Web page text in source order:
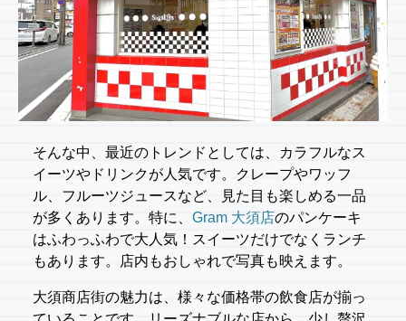
そんな中、最近のトレンドとしては、カラフルなス
イーツやドリンクが人気です。クレープやワッフ
ル、フルーツジュースなど、見た目も楽しめる一品
が多くあります。特に、 Gram 大須店のパンケーキ
はふわっふわで大人気！スイーツだけでなくランチ
もあります。店内もおしゃれで写真も映えます。
大須商店街の魅力は、様々な価格帯の飲食店が揃っ